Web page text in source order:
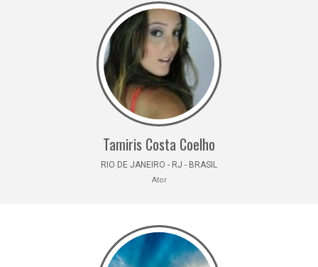
Tamiris Costa Coelho
RIO DE JANEIRO - RJ - BRASIL
Ator